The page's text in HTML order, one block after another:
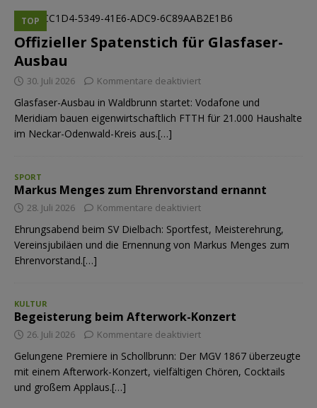
Offizieller Spatenstich für Glasfaser-
Ausbau
TOP
30. Juli 2026 Kommentare deaktiviert
Glasfaser-Ausbau in Waldbrunn startet: Vodafone und
Meridiam bauen eigenwirtschaftlich FTTH für 21.000 Haushalte
im Neckar-Odenwald-Kreis aus.[…]
SPORT
Markus Menges zum Ehrenvorstand ernannt
28. Juli 2026 Kommentare deaktiviert
Ehrungsabend beim SV Dielbach: Sportfest, Meisterehrung,
Vereinsjubiläen und die Ernennung von Markus Menges zum
Ehrenvorstand.[…]
KULTUR
Begeisterung beim Afterwork-Konzert
26. Juli 2026 Kommentare deaktiviert
Gelungene Premiere in Schollbrunn: Der MGV 1867 überzeugte
mit einem Afterwork-Konzert, vielfältigen Chören, Cocktails
und großem Applaus.[…]